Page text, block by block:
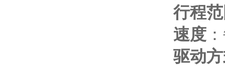
行程
速度
驱动